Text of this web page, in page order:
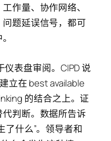
作量、协作网络、
题延误信号，都可
表盘审阅。CIPD 说
立在 best available
的结合之上。证
判断。数据所告诉
了什么”。领导者和